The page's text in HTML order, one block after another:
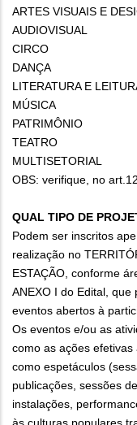
ARTES VISUAIS E
AUDIOVISUAL
CIRCO
DANÇA
LITERATURA E
MÚSICA
PATRIMÔNIO
TEATRO
MULTISETORIAL
OBS: verifique, no
QUAL TIPO DE
Podem ser inscritos
realização no
ESTAÇÃO, conforme
ANEXO I do Edital,
eventos abertos à
Os eventos e/ou as
como as ações
como espetáculos
publicações, sessões
instalações,